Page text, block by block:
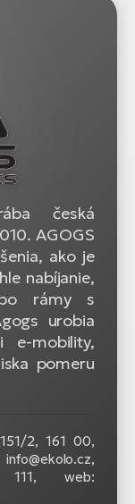
česká
AGOGS
ako je
nabíjanie,
rámy s
urobia
e-mobility,
pomeru
2, 161 00,
web: